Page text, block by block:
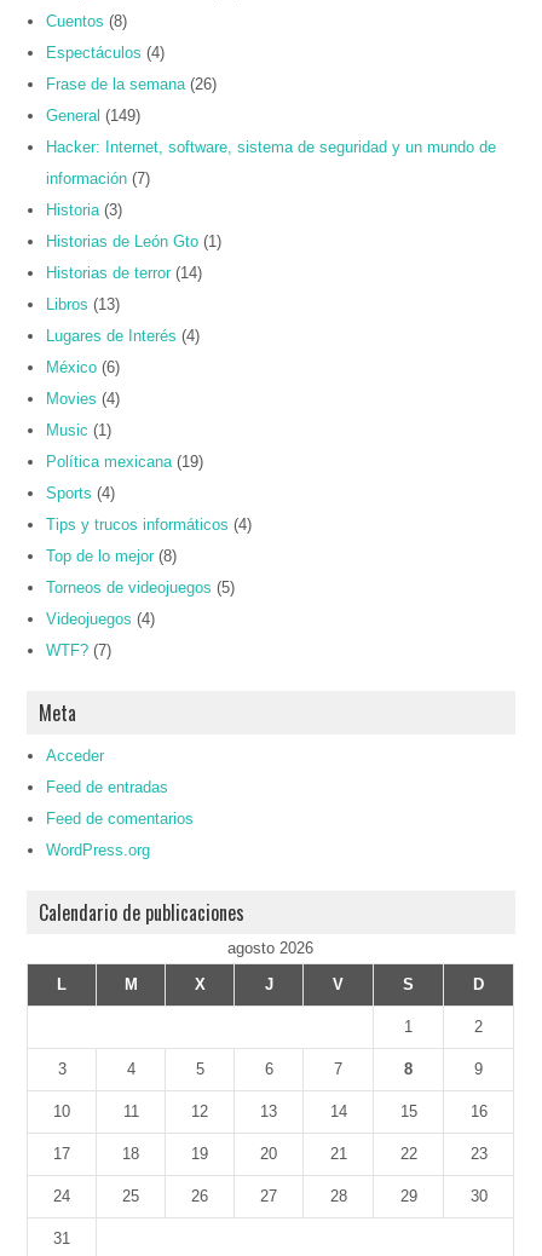
Cuentos (8)
Espectáculos (4)
Frase de la semana (26)
General (149)
Hacker: Internet, software, sistema de seguridad y un mundo de
información (7)
Historia (3)
Historias de León Gto (1)
Historias de terror (14)
Libros (13)
Lugares de Interés (4)
México (6)
Movies (4)
Music (1)
Política mexicana (19)
Sports (4)
Tips y trucos informáticos (4)
Top de lo mejor (8)
Torneos de videojuegos (5)
Videojuegos (4)
WTF? (7)
Meta
Acceder
Feed de entradas
Feed de comentarios
WordPress.org
Calendario de publicaciones
agosto 2026
L
M X J V S D
1 2
3 4 5 6 7 8 9
10 11 12 13 14 15 16
17 18 19 20 21 22 23
24 25 26 27 28 29 30
31